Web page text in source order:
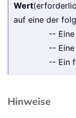
Wert
auf eine der
--
--
-- Ein
Hinweise